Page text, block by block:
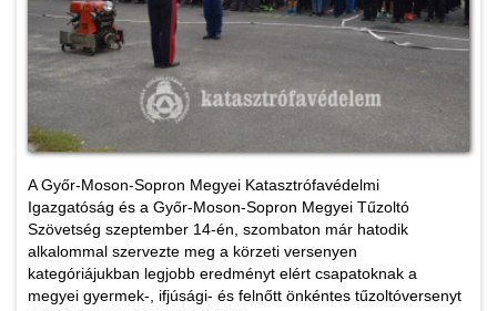
A Győr-Moson-Sopron Megyei Katasztrófavédelmi
Igazgatóság és a Győr-Moson-Sopron Megyei Tűzoltó
Szövetség szeptember 14-én, szombaton már hatodik
alkalommal szervezte meg a körzeti versenyen
kategóriájukban legjobb eredményt elért csapatoknak a
megyei gyermek-, ifjúsági- és felnőtt önkéntes tűzoltóversenyt